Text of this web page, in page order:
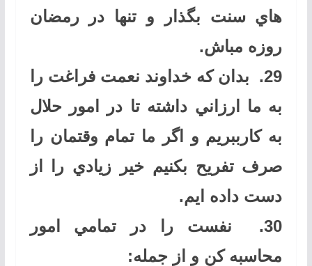
هاي سنت بگذار و تنها در رمضان
روزه مباش.
29.
بدان كه خداوند نعمت فراغت را
به ما ارزاني داشته تا در امور حلال
به كارببريم و اگر ما تمام وقتمان را
صرف تفريح بكنيم خير زيادي را از
دست داده ايم.
30.
نفست را در تمامي امور
محاسبه كن و از جمله: